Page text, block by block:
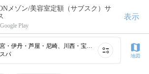
メゾン/美容室定額（サブスク）サ
Google Play
表示
パ
地図